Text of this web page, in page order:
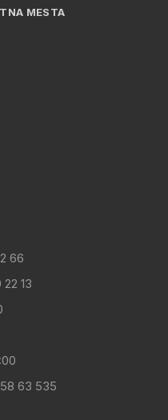
MESTA
66
13
63 535